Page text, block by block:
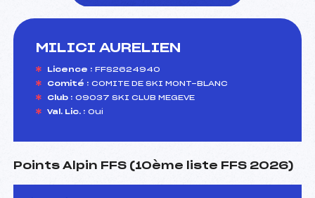
MILICI AURELIEN
Licence : FFS2624940
Comité : COMITE DE SKI MONT-BLANC
Club : 09037 SKI CLUB MEGEVE
Val. Lic. : Oui
Points Alpin FFS (10ème liste FFS 2026)